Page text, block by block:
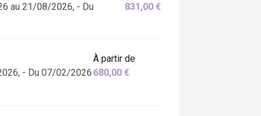
au 21/08/2026, - Du
831,00 €
- Du 07/02/2026
À partir de
680,00 €